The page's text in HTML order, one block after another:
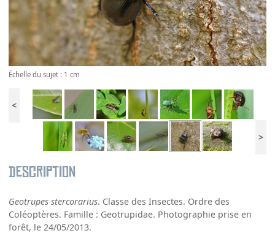
Échelle du sujet : 1 cm
<
>
Description
Geotrupes stercorarius. Classe des Insectes. Ordre des
Coléoptères. Famille : Geotrupidae. Photographie prise en
forêt, le 24/05/2013.